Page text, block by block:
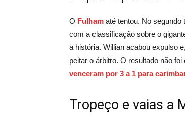
O Fulham até tentou. No
com a classificação sobre o
a história. Willian acabou expulso
peitar o árbitro. O resultado não
venceram por 3 a 1 para
Tropeço e vaias a